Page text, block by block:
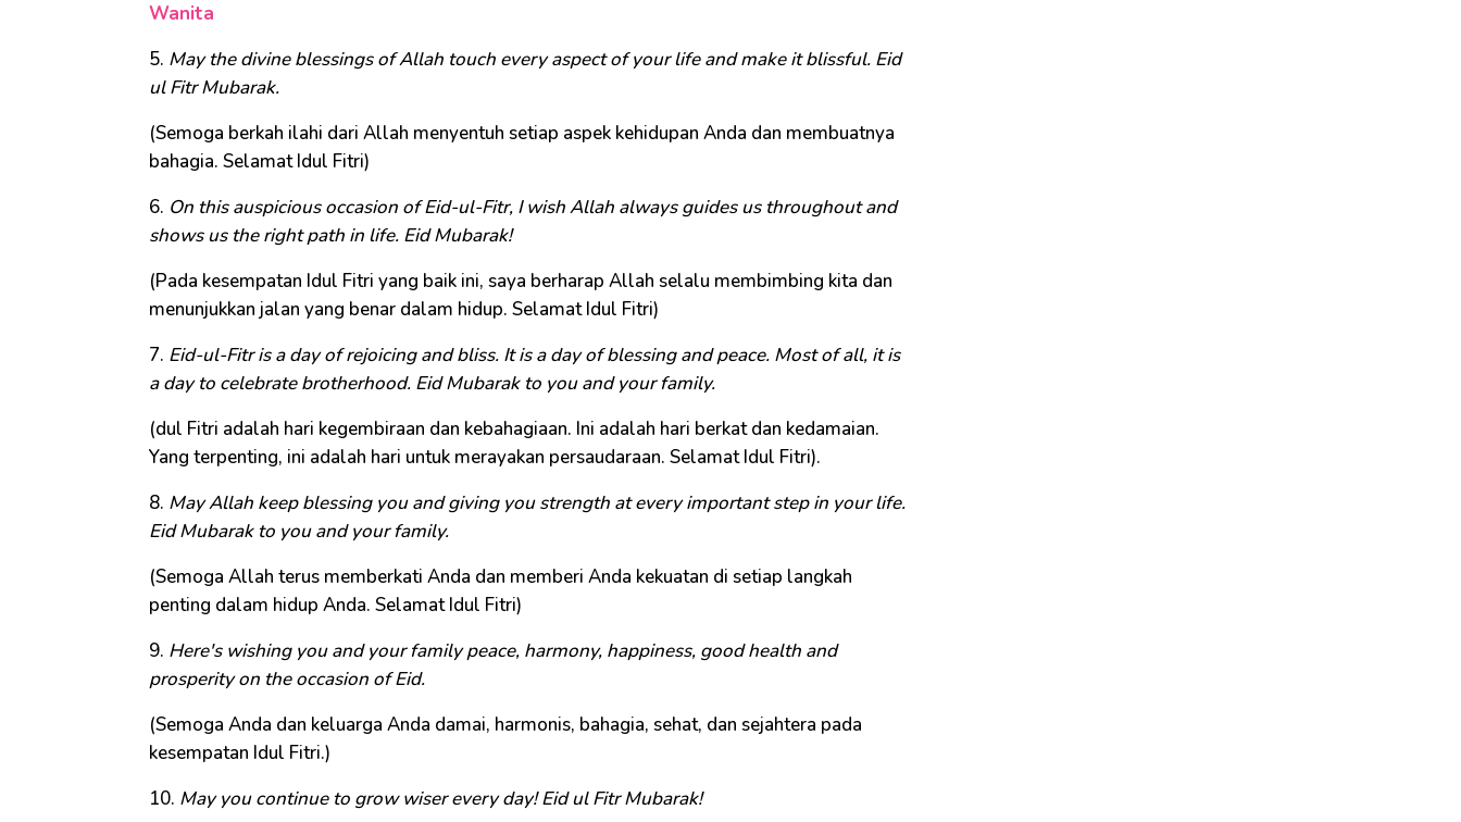
Wanita
5. May the divine blessings of Allah touch every aspect of your life and make it blissful. Eid
ul Fitr Mubarak.
(Semoga berkah ilahi dari Allah menyentuh setiap aspek kehidupan Anda dan membuatnya
bahagia. Selamat Idul Fitri)
6. On this auspicious occasion of Eid-ul-Fitr, I wish Allah always guides us throughout and
shows us the right path in life. Eid Mubarak!
(Pada kesempatan Idul Fitri yang baik ini, saya berharap Allah selalu membimbing kita dan
menunjukkan jalan yang benar dalam hidup. Selamat Idul Fitri)
7. Eid-ul-Fitr is a day of rejoicing and bliss. It is a day of blessing and peace. Most of all, it is
a day to celebrate brotherhood. Eid Mubarak to you and your family.
(dul Fitri adalah hari kegembiraan dan kebahagiaan. Ini adalah hari berkat dan kedamaian.
Yang terpenting, ini adalah hari untuk merayakan persaudaraan. Selamat Idul Fitri).
8. May Allah keep blessing you and giving you strength at every important step in your life.
Eid Mubarak to you and your family.
(Semoga Allah terus memberkati Anda dan memberi Anda kekuatan di setiap langkah
penting dalam hidup Anda. Selamat Idul Fitri)
9. Here's wishing you and your family peace, harmony, happiness, good health and
prosperity on the occasion of Eid.
(Semoga Anda dan keluarga Anda damai, harmonis, bahagia, sehat, dan sejahtera pada
kesempatan Idul Fitri.)
10. May you continue to grow wiser every day! Eid ul Fitr Mubarak!